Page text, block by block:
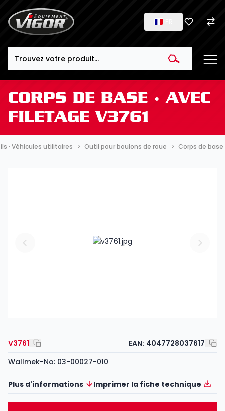
CORPS DE BASE ∙ AVEC
FILETAGE V3761
· Véhicules utilitaires Outil pour boulons de roue Corps de base
V3761 EAN: 4047728037617
Wallmek-No: 03-00027-010
Plus d'informations Imprimer la fiche technique